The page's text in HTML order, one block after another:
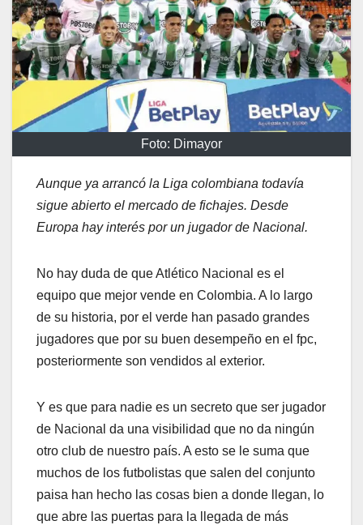
Foto: Dimayor
Aunque ya arrancó la Liga colombiana todavía
sigue abierto el mercado de fichajes. Desde
Europa hay interés por un jugador de Nacional.
No hay duda de que Atlético Nacional es el
equipo que mejor vende en Colombia. A lo largo
de su historia, por el verde han pasado grandes
jugadores que por su buen desempeño en el fpc,
posteriormente son vendidos al exterior.
Y es que para nadie es un secreto que ser jugador
de Nacional da una visibilidad que no da ningún
otro club de nuestro país. A esto se le suma que
muchos de los futbolistas que salen del conjunto
paisa han hecho las cosas bien a donde llegan, lo
que abre las puertas para la llegada de más